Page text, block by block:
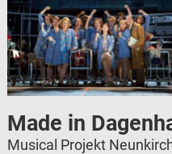
Made in
Musical Projekt